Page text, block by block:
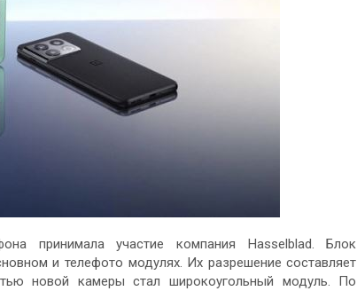
принимала участие компания Hasselblad. Блок
и телефото модулях. Их разрешение составляет
новой камеры стал широкоугольный модуль. По